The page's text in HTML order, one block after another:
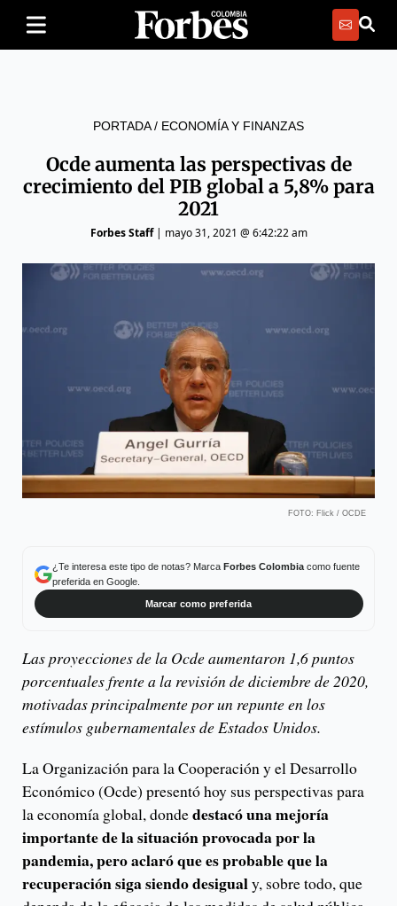
PORTADA/ ECONOMÍA Y FINANZAS
Ocde aumenta las perspectivas de
crecimiento del PIB global a 5,8% para
2021
Forbes Staff| mayo 31, 2021 @ 6:42:22 am
FOTO: Flick / OCDE
¿Te interesa este tipo de notas? Marca Forbes Colombiacomo fuente
preferida en Google.
Marcar como preferida
Las proyecciones de la Ocde aumentaron 1,6 puntos
porcentuales frente a la revisión de diciembre de 2020,
motivadas principalmente por un repunte en los
estímulos gubernamentales de Estados Unidos.
La Organización para la Cooperación y el Desarrollo
Económico (Ocde) presentó hoy sus perspectivas para
la economía global, dondedestacó una mejoría
importante de la situación provocada por la
pandemia, pero aclaró que es probable que la
recuperación siga siendo desigualy, sobre todo, que